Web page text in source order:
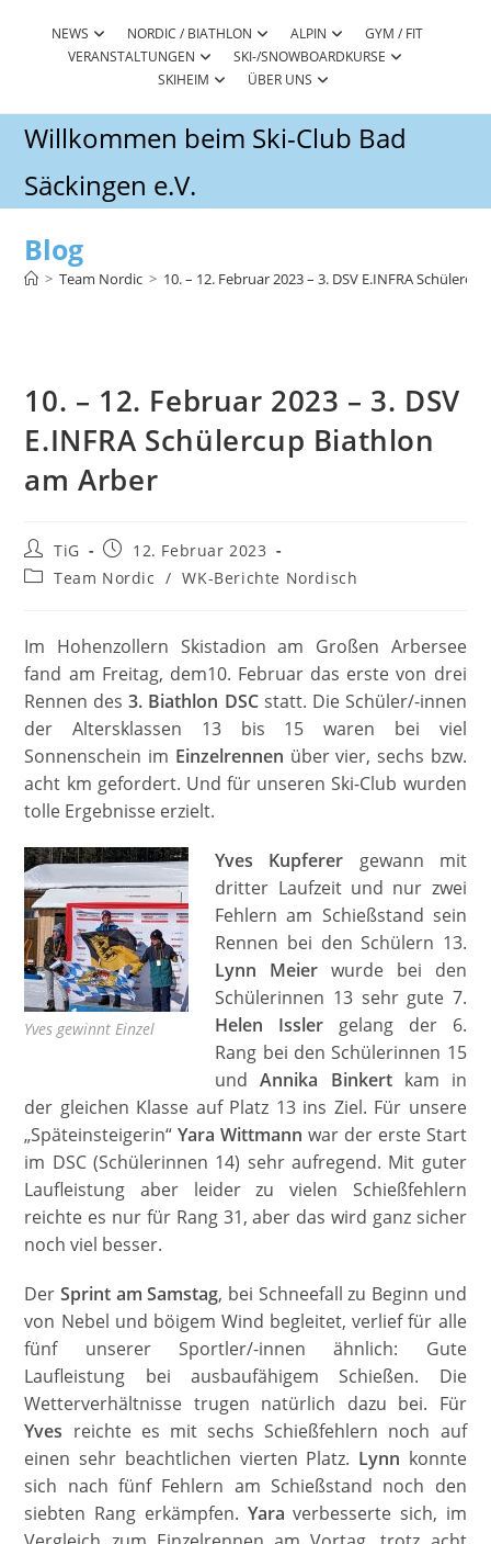
NEWS NORDIC / BIATHLON ALPIN
GYM / FIT
VERANSTALTUNGEN
SKI-/SNOWBOARDKURSE
SKIHEIM
ÜBER UNS
Willkommen beim Ski-Club Bad
Säckingen e.V.
Blog
> Team Nordic > 10. – 12. Februar 2023 – 3. DSV E.INFRA
10. – 12. Februar 2023 – 3. DSV
E.INFRA Schülercup Biathlon
am Arber
Beitrags-
Autor:
TiG
Beitrag
veröffentlicht:
12. Februar 2023
Beitrags-
Team Nordic / WK-Berichte Nordisch
Im Hohenzollern Skistadion am Großen Arbersee
fand am Freitag, dem10. Februar das erste von drei
Rennen des 3. Biathlon DSCstatt. Die Schüler/-innen
der Altersklassen 13 bis 15 waren bei viel
Sonnenschein im Einzelrennen über vier, sechs bzw.
acht km gefordert. Und für unseren Ski-Club wurden
tolle Ergebnisse erzielt.
Yves gewinnt Einzel
Yves Kupferer gewann mit
dritter Laufzeit und nur zwei
Fehlern am Schießstand sein
Rennen bei den Schülern 13.
Lynn Meier wurde bei den
Schülerinnen 13 sehr gute 7.
Helen Issler gelang der 6.
Rang bei den Schülerinnen 15
undAnnika Binkertkam in
der gleichen Klasse auf Platz 13 ins Ziel. Für unsere
„Späteinsteigerin“Yara Wittmann war der erste Start
im DSC (Schülerinnen 14) sehr aufregend. Mit guter
Laufleistung aber leider zu vielen Schießfehlern
reichte es nur für Rang 31, aber das wird ganz sicher
noch viel besser.
DerSprint am Samstag, bei Schneefall zu Beginn und
von Nebel und böigem Wind begleitet, verlief für alle
fünf unserer Sportler/-innen ähnlich: Gute
Laufleistung bei ausbaufähigem Schießen. Die
Wetterverhältnisse trugen natürlich dazu bei. Für
Yves reichte es mit sechs Schießfehlern noch auf
einen sehr beachtlichen vierten Platz. Lynn konnte
sich nach fünf Fehlern am Schießstand noch den
siebten Rang erkämpfen. Yara verbesserte sich, im